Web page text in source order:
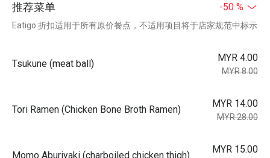
推荐菜单 -50 %
Eatigo 折扣适用于所有原价餐点，不适用项目将于店家规范中标示
Tsukune (meat ball)
MYR 4.00
MYR 8.00
Tori Ramen (Chicken Bone Broth Ramen)
MYR 14.00
MYR 28.00
Momo Aburiyaki (charboiled chicken thigh)
MYR 15.00